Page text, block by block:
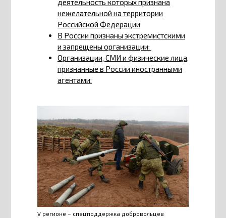
деятельность которых признана
нежелательной на территории
Российской Федерации
В России признаны экстремистскими
и запрещены организации:
Организации, СМИ и физические лица,
признанные в России иностранными
агентами:
V регионе – спецподдержка добровольцев